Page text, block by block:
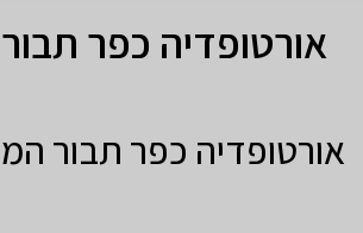
אורטופדיה כפר
אורטופדיה כפר תבור